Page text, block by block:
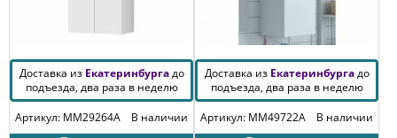
Доставка из Екатеринбургадо
подъезда, два раза в неделю
Артикул: MM29264A
В наличии
Доставка из Екатеринбургадо
подъезда, два раза в неделю
Артикул: MM49722A
В наличии